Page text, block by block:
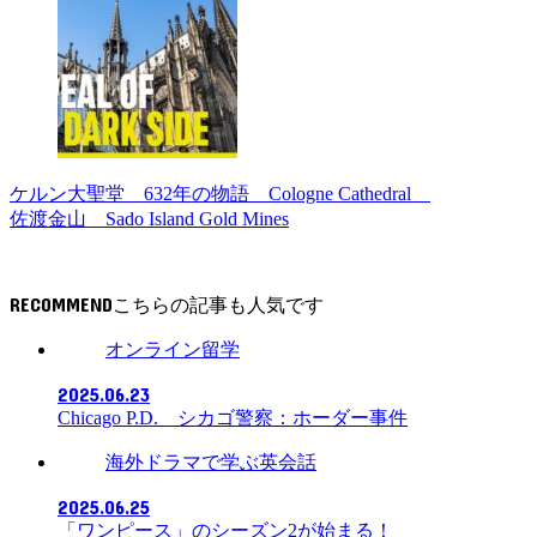
ケルン大聖堂 632年の物語 Cologne Cathedral
佐渡金山 Sado Island Gold Mines
RECOMMEND
オンライン留学
2025.06.23
Chicago P.D. シカゴ警察：ホーダー事件
海外ドラマで学ぶ英会話
2025.06.25
「ワンピース」のシーズン2が始まる！